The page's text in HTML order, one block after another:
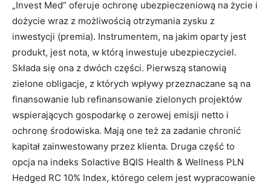
„Invest Med” oferuje ochronę ubezpieczeniową na życie i
dożycie wraz z możliwością otrzymania zysku z
inwestycji (premia). Instrumentem, na jakim oparty jest
produkt, jest nota, w którą inwestuje ubezpieczyciel.
Składa się ona z dwóch części. Pierwszą stanowią
zielone obligacje, z których wpływy przeznaczane są na
finansowanie lub refinansowanie zielonych projektów
wspierających gospodarkę o zerowej emisji netto i
ochronę środowiska. Mają one też za zadanie chronić
kapitał zainwestowany przez klienta. Druga część to
opcja na indeks Solactive BQIS Health & Wellness PLN
Hedged RC 10% Index, którego celem jest wypracowanie